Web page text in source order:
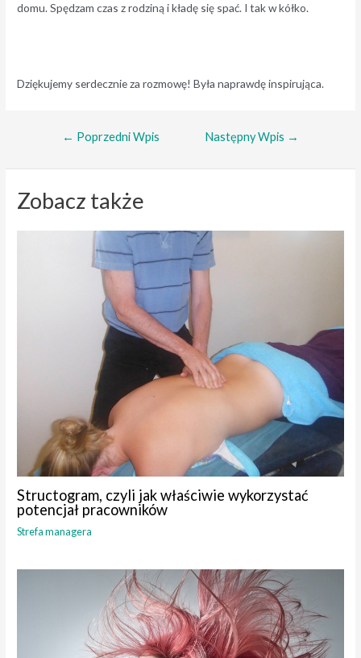
domu. Spędzam czas z rodziną i kładę się spać. I tak w kółko.
Dziękujemy serdecznie za rozmowę! Była naprawdę inspirująca.
Nawigacja
← Poprzedni Wpis Następny Wpis →
Zobacz także
Structogram, czyli jak właściwie wykorzystać
potencjał pracowników
Strefa managera